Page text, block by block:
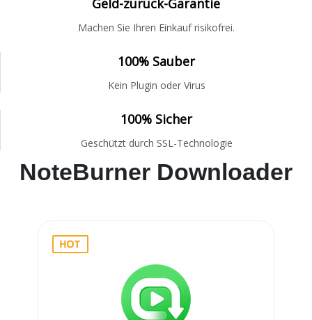
Geld-zurück-Garantie
Machen Sie Ihren Einkauf risikofrei.
100% Sauber
Kein Plugin oder Virus
100% Sicher
Geschützt durch SSL-Technologie
NoteBurner Downloader